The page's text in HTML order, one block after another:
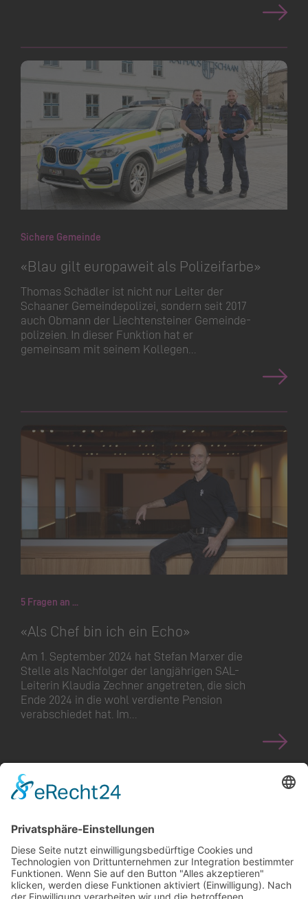
Sichere Gemeinde
«Blau gilt europaweit als Polizeifarbe»
Thomas Schädler ist nicht nur Leiter der
Schaaner Gemeindepolizei, sondern seit 2017
auch Obmann der Liechtensteiner Gemeinde­
polizeien. In dieser Funktion hat er
gemeinsam mit seinem Kollegen…
5 Fragen an ...
«Als Chef bin ich ein Echo»
Am 1. September 2024 hat Stefan Marxer die
Stelle als Nachfolger der langjährigen SAL-
Leiterin Klaudia Zechner angetreten, die sich
Ende 2024 in die wohl verdiente Pension
verabschiedet hat. Im…
< >